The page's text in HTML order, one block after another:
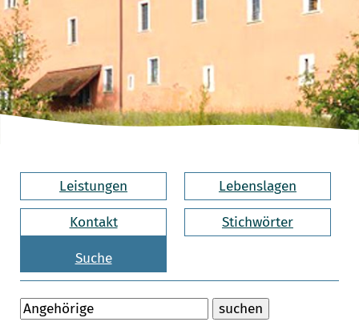
Leistungen Lebenslagen
Kontakt Stichwörter
Suche